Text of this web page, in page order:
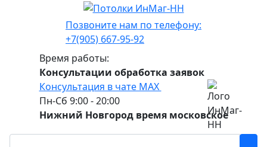
Позвоните нам по телефону:
+7(905) 667-95-92
Время работы:
Консультации обработка заявок
Консультация в чате МАХ
Пн-Сб 9:00 - 20:00
Нижний Новгород время московское